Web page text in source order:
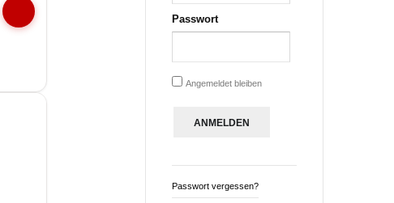
Passwort
Angemeldet bleiben
Passwort vergessen?